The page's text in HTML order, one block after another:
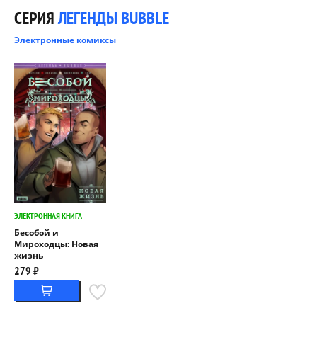
СЕРИЯЛЕГЕНДЫ BUBBLE
Электронные комиксы
ЭЛЕКТРОННАЯ КНИГА
Бесобой и
Мироходцы: Новая
жизнь
279 ₽